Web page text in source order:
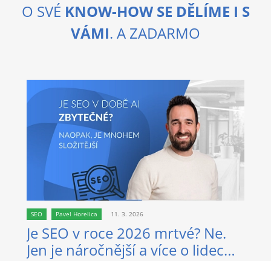
O SVÉ KNOW-HOW SE DĚLÍME I S
VÁMI. A ZADARMO
SEO Pavel Horelica 11. 3. 2026
Je SEO v roce 2026 mrtvé? Ne.
Jen je náročnější a více o lidech